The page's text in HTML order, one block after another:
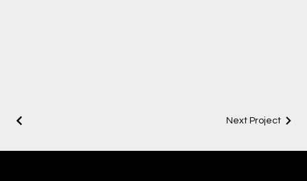
Next Project